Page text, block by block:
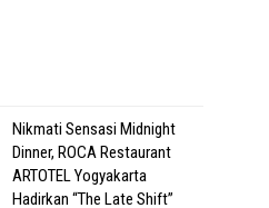
Nikmati Sensasi Midnight
Dinner, ROCA Restaurant
ARTOTEL Yogyakarta
Hadirkan “The Late Shift”